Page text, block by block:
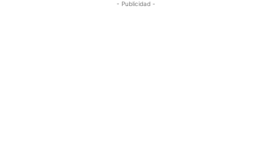
- Publicidad -